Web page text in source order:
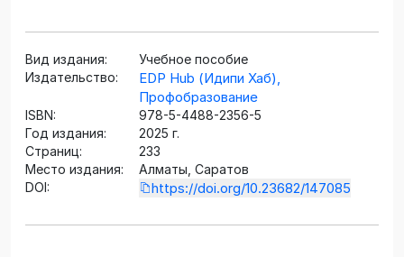
Вид издания:
Учебное пособие
Издательство:
EDP Hub (Идипи Хаб),
Профобразование
ISBN:
978-5-4488-2356-5
Год издания:
2025 г.
Страниц:
233
Место издания:
Алматы, Саратов
DOI:
https://doi.org/10.23682/147085